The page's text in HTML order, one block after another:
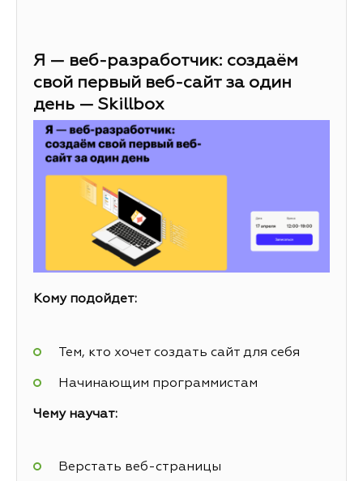
Я — веб-разработчик: создаём
свой первый веб-сайт за один
день — Skillbox
Кому подойдет:
Тем, кто хочет создать сайт для себя
Начинающим программистам
Чему научат:
Верстать веб-страницы